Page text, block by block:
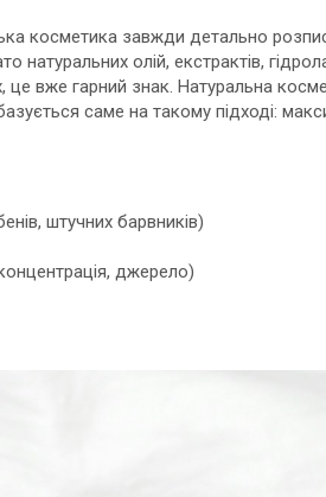
косметика завжди детально
олій, екстрактів,
це вже гарний знак. Натуральна
саме на такому підході:
штучних барвників)
джерело)